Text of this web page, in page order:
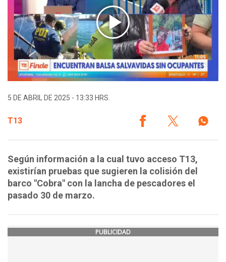
5 DE ABRIL DE 2025 - 13:33 HRS.
T13
Según información a la cual tuvo acceso T13,
existirían pruebas que sugieren la colisión del
barco "Cobra" con la lancha de pescadores el
pasado 30 de marzo.
PUBLICIDAD